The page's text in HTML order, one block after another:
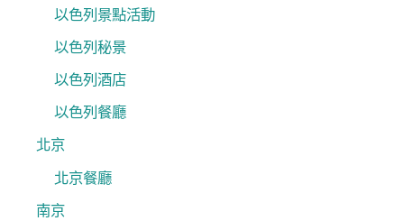
以色列景點活動
以色列秘景
以色列酒店
以色列餐廳
北京
北京餐廳
南京